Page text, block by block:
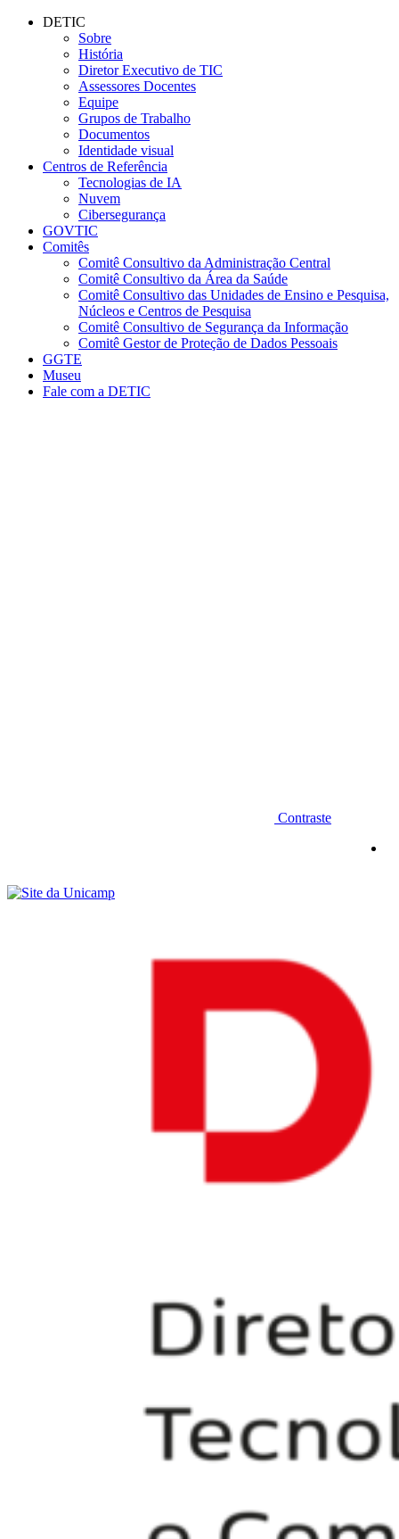
Conteúdo principal
DETIC
Sobre
História
Diretor Executivo de TIC
Assessores Docentes
Equipe
Grupos de Trabalho
Documentos
Identidade visual
Centros de Referência
Tecnologias de IA
Nuvem
Cibersegurança
GOVTIC
Comitês
Comitê Consultivo da Administração Central
Comitê Consultivo da Área da Saúde
Comitê Consultivo das Unidades de Ensino e Pesquisa,
Núcleos e Centros de Pesquisa
Comitê Consultivo de Segurança da Informação
Comitê Gestor de Proteção de Dados Pessoais
GGTE
Museu
Fale com a DETIC
Contraste